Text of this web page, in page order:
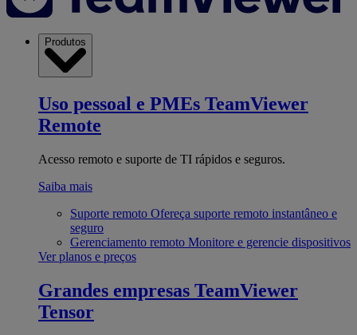
Produtos
Uso pessoal e PMEs TeamViewer
Remote
Acesso remoto e suporte de TI rápidos e seguros.
Saiba mais
Suporte remoto Ofereça suporte remoto instantâneo e
seguro
Gerenciamento remoto Monitore e gerencie dispositivos
Ver planos e preços
Grandes empresas TeamViewer
Tensor